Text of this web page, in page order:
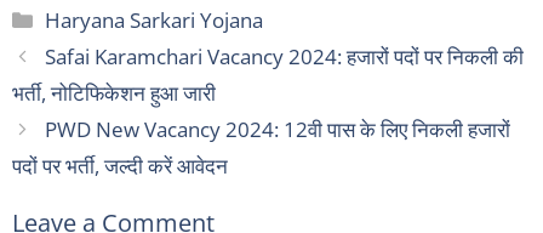
Categories
Haryana Sarkari Yojana
Safai Karamchari Vacancy 2024: हजारों पदों पर निकली की
भर्ती, नोटिफिकेशन हुआ जारी
PWD New Vacancy 2024: 12वी पास के लिए निकली हजारों
पदों पर भर्ती, जल्दी करें आवेदन
Leave a Comment